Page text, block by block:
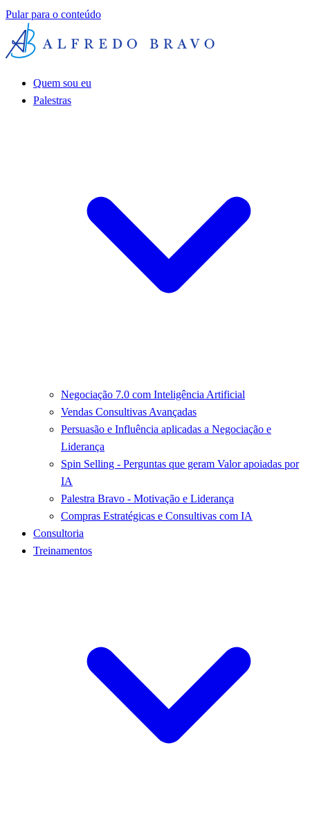
Pular para o conteúdo
Quem sou eu
Palestras
Negociação 7.0 com Inteligência Artificial
Vendas Consultivas Avançadas
Persuasão e Influência aplicadas a Negociação e
Liderança
Spin Selling - Perguntas que geram Valor apoiadas por
IA
Palestra Bravo - Motivação e Liderança
Compras Estratégicas e Consultivas com IA
Consultoria
Treinamentos